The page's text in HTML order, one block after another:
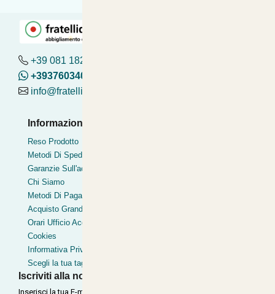
+39 081 182.04.488 - 376.03.40.419
+393760340419
info@fratelliditalia.org
Informazioni Utili
Reso Prodotto
Metodi Di Spedizione
Garanzie Sull'acquisto
Chi Siamo
Metodi Di Pagamento
Acquisto Grandi Volumi
Orari Ufficio Acquisti
Cookies
Informativa Privacy
Scegli la tua taglia
Iscriviti alla nostra Newsletter
Inserisci la tua E-mail per ricevere le nostre offerte tramite